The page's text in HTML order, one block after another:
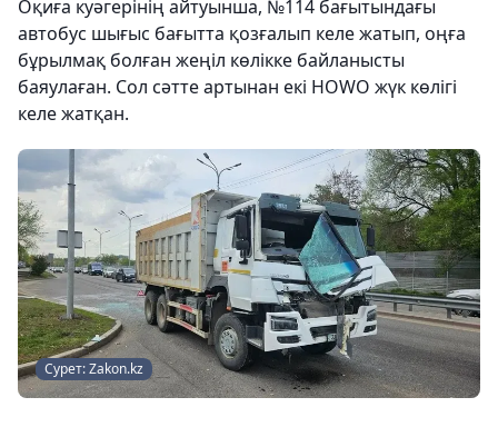
Оқиға куәгерінің айтуынша, №114 бағытындағы
автобус шығыс бағытта қозғалып келе жатып, оңға
бұрылмақ болған жеңіл көлікке байланысты
баяулаған. Сол сәтте артынан екі HOWO жүк көлігі
келе жатқан.
Сурет: Zakon.kz